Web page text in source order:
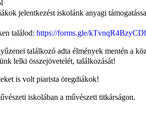
jelentkezést iskolánk anyagi
találod: https://forms.gle/
találkozó adta élmények mentén a
lelki összejövetelét, találkozását!
is volt piarista öregdiákok!
iskolában a művészeti titkárságon.